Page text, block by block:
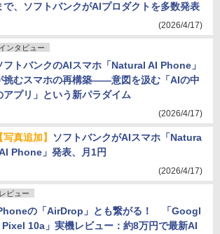
で、ソフトバンクがAIプロダクトを多数発表
(2026/4/17)
インタビュー
フトバンクのAIスマホ「Natural AI Phone」
挑むスマホの再構築――意図を汲む「AIの中
アプリ」という新パラダイム
(2026/4/17)
【写真追加】
ソフトバンクがAIスマホ「Natura
Phone」発表、月1円
(2026/4/17)
レビュー
の「AirDrop」とも繋がる！ 「Googl
Pixel 10a」実機レビュー：約8万円で最新AI